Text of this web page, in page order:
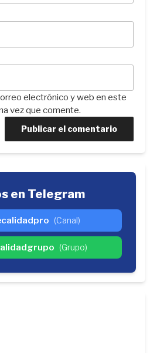
electrónico y web en este
vez que comente.
en Telegram
(Canal)
(Grupo)